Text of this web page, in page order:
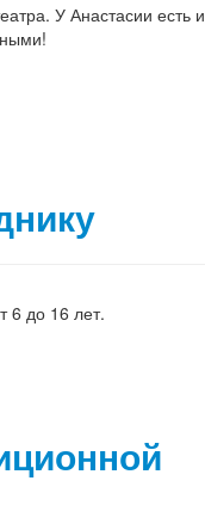
У Анастасии есть и
6 до 16 лет.